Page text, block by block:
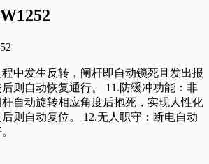
中发生反转，闸杆即自动锁死且发出报
则自动恢复通行。 11.防缓冲功能：非
自动旋转相应角度后抱死，实现人性化
则自动复位。 12.无人职守：断电自动